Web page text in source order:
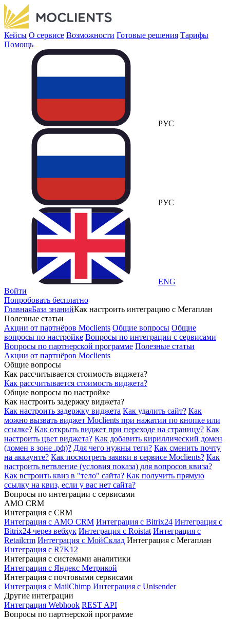
Кейсы О сервисе Возможности Готовые решения Тарифы
Помощь
РУС
РУС
ENG
Войти
Попробовать бесплатно
ГлавнаяБаза знанийКак настроить интеграцию с Мегаплан
Полезные статьи
Акции от партнёров Moclients Общие вопросы Общие
вопросы по настройке Вопросы по интеграции с сервисами
Вопросы по партнерской программе Полезные статьи
Акции от партнёров Moclients
Общие вопросы
Как рассчитывается стоимость виджета?
Как рассчитывается стоимость виджета?
Общие вопросы по настройке
Как настроить задержку виджета?
Как настроить задержку виджета Как удалить сайт? Как
можно вызвать виджет Moclients при нажатии по кнопке или
ссылке? Как открыть виджет при переходе на страницу? Как
настроить цвет виджета? Как добавить кириллический домен
(домен в зоне .рф)? Для чего нужны теги? Как сменить почту
на аккаунте? Как посмотреть заявки в сервисе Moclients? Как
настроить ветвление (условия показа) для вопросов квиза?
Как встроить квиз в "тело" сайта? Как получить прямую
ссылку на квиз, если у вас нет сайта?
Вопросы по интеграции с сервисами
AMO CRM
Интеграция с CRM
Интеграция с AMO CRM Интеграция с Bitrix24 Интеграция с
Bitrix24 через вебхук Интеграция с Roistat Интеграция с
Retailcrm Интеграция с МойСклад Интеграция с Мегаплан
Интеграция с R7K12
Интеграция с системами аналитики
Интеграция с Яндекс Метрикой
Интеграция с почтовыми сервисами
Интеграция с MailChimp Интеграция с Unisender
Другие интеграции
Интеграция Webhook REST API
Вопросы по партнерской программе